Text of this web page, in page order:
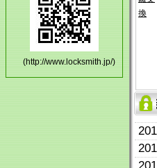
(http://www.locksmith.jp/)
換